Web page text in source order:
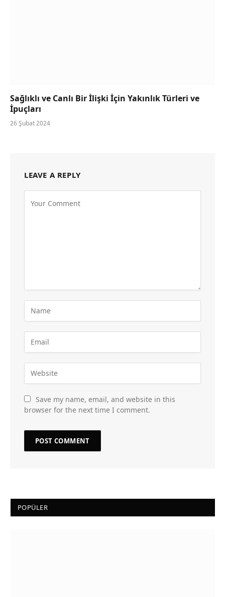
Sağlıklı ve Canlı Bir İlişki İçin Yakınlık Türleri ve
İpuçları
26 Şubat 2024
LEAVE A REPLY
Save my name, email, and website in this
browser for the next time I comment.
POPÜLER